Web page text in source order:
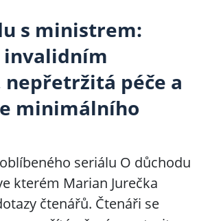
s ministrem:
invalidním
nepřetržitá péče a
minimálního
seriálu O důchodu
kterém Marian Jurečka
čtenářů. Čtenáři se